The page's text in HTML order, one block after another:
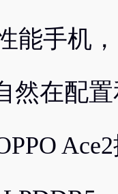
能手机
然在配